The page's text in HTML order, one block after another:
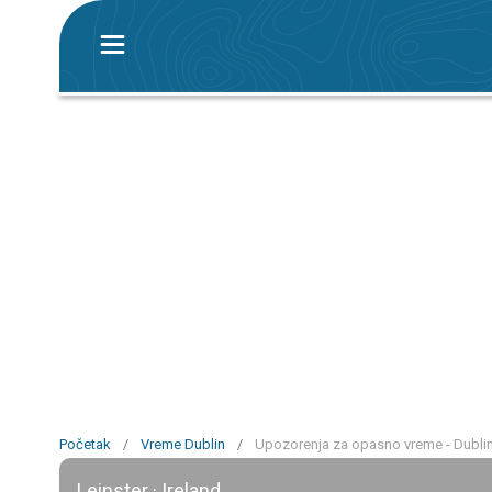
Početak / Vreme Dublin / Upozorenja za opasno vreme -